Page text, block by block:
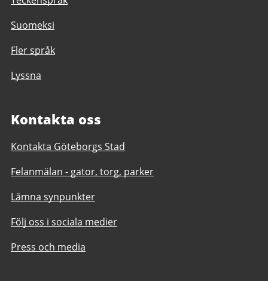
Suomeksi
Fler språk
Lyssna
Kontakta oss
Kontakta Göteborgs Stad
Felanmälan - gator, torg, parker
Lämna synpunkter
Följ oss i sociala medier
Press och media